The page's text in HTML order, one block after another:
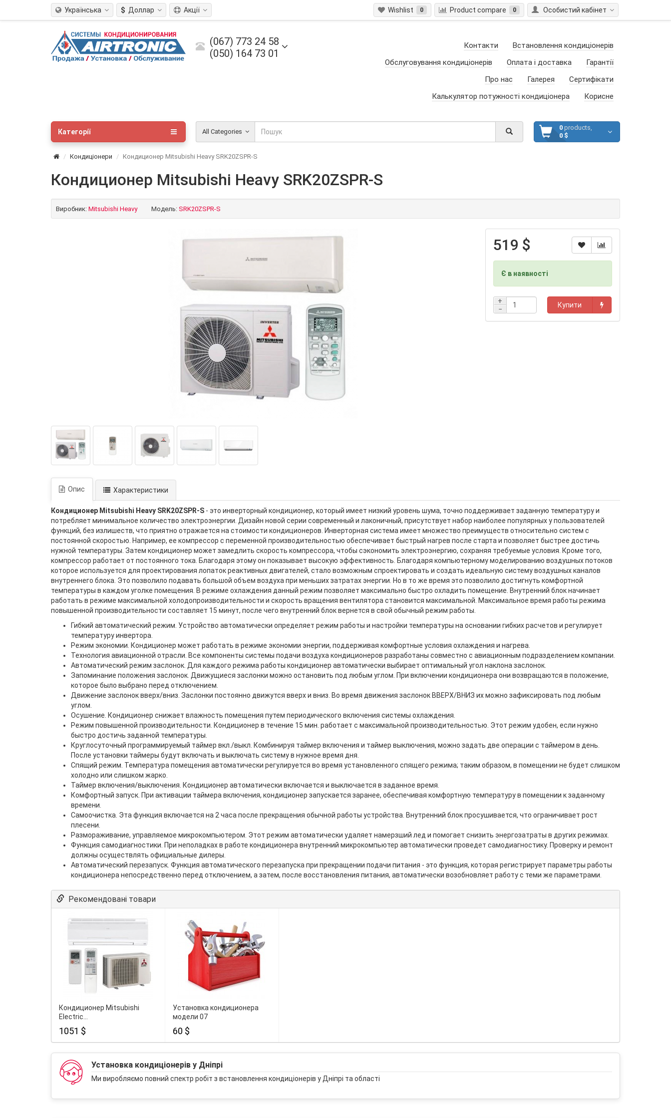
Українська $ Доллар Особистий кабінет
Акції Wishlist 0 Product compare 0
(067) 773 24 58
(050) 164 73 01
Контакти
Встановлення кондиціонерів
Обслуговування кондиціонерів
Оплата і доставка
Гарантії
Про нас
Галерея
Сертифікати
Калькулятор потужності кондиціонера
Корисне
All Categories
0products,
0 $
Категорії
Кондиціонери Кондиционер Mitsubishi Heavy SRK20ZSPR-S
Кондиционер Mitsubishi Heavy SRK20ZSPR-S
Виробник: Mitsubishi Heavy Модель: SRK20ZSPR-S
519 $
Є в наявності
+
−
Купити
Опис Характеристики
Кондиционер Mitsubishi Heavy SRK20ZSPR-S - это инверторный кондиционер, который имеет низкий уровень шума, точно поддерживает заданную температуру и
потребляет минимальное количество электроэнергии. Дизайн новой серии современный и лаконичный, присутствует набор наиболее популярных у пользователей
функций, без излишеств, что приятно отражается на стоимости кондиционеров. Инверторная система имеет множество преимуществ относительно систем с
постоянной скоростью. Например, ее компрессор с переменной производительностью обеспечивает быстрый нагрев после старта и позволяет быстрее достичь
нужной температуры. Затем кондиционер может замедлить cкорость компрессора, чтобы сэкономить электроэнергию, сохраняя требуемые условия. Кроме того,
компрессор работает от постоянного тока. Благодаря этому он показывает высокую эффективность. Благодаря компьютерному моделированию воздушных потоков
которое используется для проектирования лопаток реактивных двигателей, стало возможным спроектировать и создать идеальную систему воздушных каналов
внутреннего блока. Это позволило подавать большой объем воздуха при меньших затратах энергии. Но в то же время это позволило достигнуть комфортной
температуры в каждом уголке помещения. В режиме охлаждения данный режим позволяет максимально быстро охладить помещение. Внутренний блок начинает
работать в режиме максимальной холодопроизводительности и скорость вращения вентилятора становится максимальной. Максимальное время работы режима
повышенной производительности составляет 15 минут, после чего внутренний блок вернется в свой обычный режим работы.
Гибкий автоматический режим. Устройство автоматически определяет режим работы и настройки температуры на основании гибких расчетов и регулирует
температуру инвертора.
Режим экономии. Кондиционер может работать в режиме экономии энергии, поддерживая комфортные условия охлаждения и нагрева.
Технология авиационной отрасли. Все компоненты системы подачи воздуха кондиционеров разработаны совместно с авиационным подразделением компании.
Автоматический режим заслонок. Для каждого режима работы кондиционер автоматически выбирает оптимальный угол наклона заслонок.
Запоминание положения заслонок. Движущиеся заслонки можно остановить под любым углом. При включении кондиционера они возвращаются в положение,
которое было выбрано перед отключением.
Движение заслонок вверх/вниз. Заслонки постоянно движутся вверх и вниз. Во время движения заслонок ВВЕРХ/ВНИЗ их можно зафиксировать под любым
углом.
Осушение. Кондиционер снижает влажность помещения путем периодического включения системы охлаждения.
Режим повышенной производительности. Кондиционер в течение 15 мин. работает с максимальной производительностью. Этот режим удобен, если нужно
быстро достичь заданной температуры.
Круглосуточный программируемый таймер вкл./выкл. Комбинируя таймер включения и таймер выключения, можно задать две операции с таймером в день.
После установки таймеры будут включать и выключать систему в нужное время дня.
Спящий режим. Температура помещения автоматически регулируется во время установленного спящего режима; таким образом, в помещении не будет слишком
холодно или слишком жарко.
Таймер включения/выключения. Кондиционер автоматически включается и выключается в заданное время.
Комфортный запуск. При активации таймера включения, кондиционер запускается заранее, обеспечивая комфортную температуру в помещении к заданному
времени.
Самоочистка. Эта функция включается на 2 часа после прекращения обычной работы устройства. Внутренний блок просушивается, что ограничивает рост
плесени.
Размораживание, управляемое микрокомпьютером. Этот режим автоматически удаляет намерзший лед и помогает снизить энергозатраты в других режимах.
Функция самодиагностики. При неполадках в работе кондиционера внутренний микрокомпьютер автоматически проведет самодиагностику. Проверку и ремонт
должны осуществлять официальные дилеры.
Автоматический перезапуск. Функция автоматического перезапуска при прекращении подачи питания - это функция, которая регистрирует параметры работы
кондиционера непосредственно перед отключением, а затем, после восстановления питания, автоматически возобновляет работу с теми же параметрами.
Рекомендовані товари
Кондиционер Mitsubishi
Electric...
1051 $
Установка кондиционера
модели 07
60 $
Установка кондиціонерів у Дніпрі
Ми виробляємо повний спектр робіт з встановлення кондиціонерів у Дніпрі та області